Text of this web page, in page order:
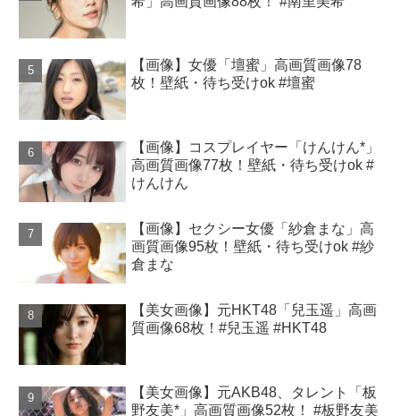
【画像】女優「壇蜜」高画質画像78
枚！壁紙・待ち受けok #壇蜜
【画像】コスプレイヤー「けんけん*」
高画質画像77枚！壁紙・待ち受けok #
けんけん
【画像】セクシー女優「紗倉まな」高
画質画像95枚！壁紙・待ち受けok #紗
倉まな
【美女画像】元HKT48「兒玉遥」高画
質画像68枚！#兒玉遥 #HKT48
【美女画像】元AKB48、タレント「板
野友美*」高画質画像52枚！ #板野友美